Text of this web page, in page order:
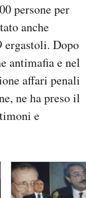
persone per
anche
ergastoli. Dopo
antimafia e nel
affari penali
ne ha preso il
e